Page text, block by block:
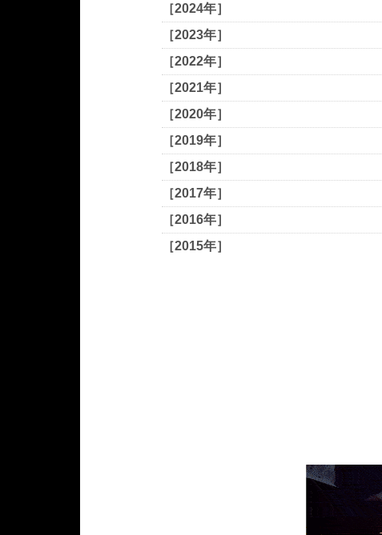
［2024年］
［2023年］
［2022年］
［2021年］
［2020年］
［2019年］
［2018年］
［2017年］
［2016年］
［2015年］